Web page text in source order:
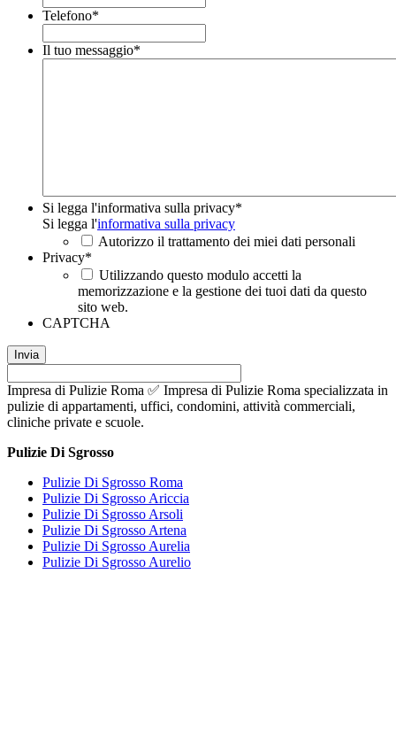
Telefono*
Il tuo messaggio*
Si legga l'informativa sulla privacy*
Si legga l'informativa sulla privacy
Autorizzo il trattamento dei miei dati personali
Privacy*
Utilizzando questo modulo accetti la
memorizzazione e la gestione dei tuoi dati da questo
sito web.
CAPTCHA
Impresa di Pulizie Roma ✅ Impresa di Pulizie Roma specializzata in
pulizie di appartamenti, uffici, condomini, attività commerciali,
cliniche private e scuole.
Pulizie Di Sgrosso
Pulizie Di Sgrosso Roma
Pulizie Di Sgrosso Ariccia
Pulizie Di Sgrosso Arsoli
Pulizie Di Sgrosso Artena
Pulizie Di Sgrosso Aurelia
Pulizie Di Sgrosso Aurelio